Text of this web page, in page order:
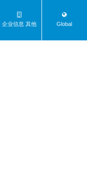
企业信息 其他 Global